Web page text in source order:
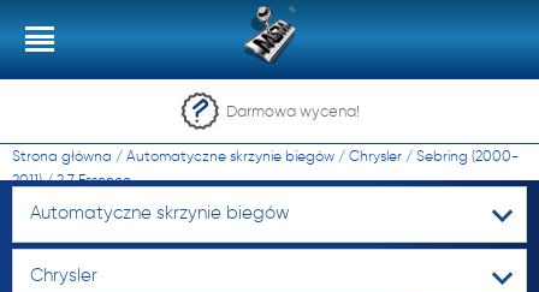
Darmowa wycena!
Strona główna / Automatyczne skrzynie biegów / Chrysler / Sebring (2000-
2011)/2.7 Essence
Automatyczne skrzynie biegów
Chrysler